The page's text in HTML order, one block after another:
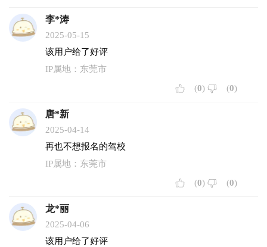
李*涛
2025-05-15
该用户给了好评
IP属地：东莞市
(0) (0)
唐*新
2025-04-14
再也不想报名的驾校
IP属地：东莞市
(0) (0)
龙*丽
2025-04-06
该用户给了好评